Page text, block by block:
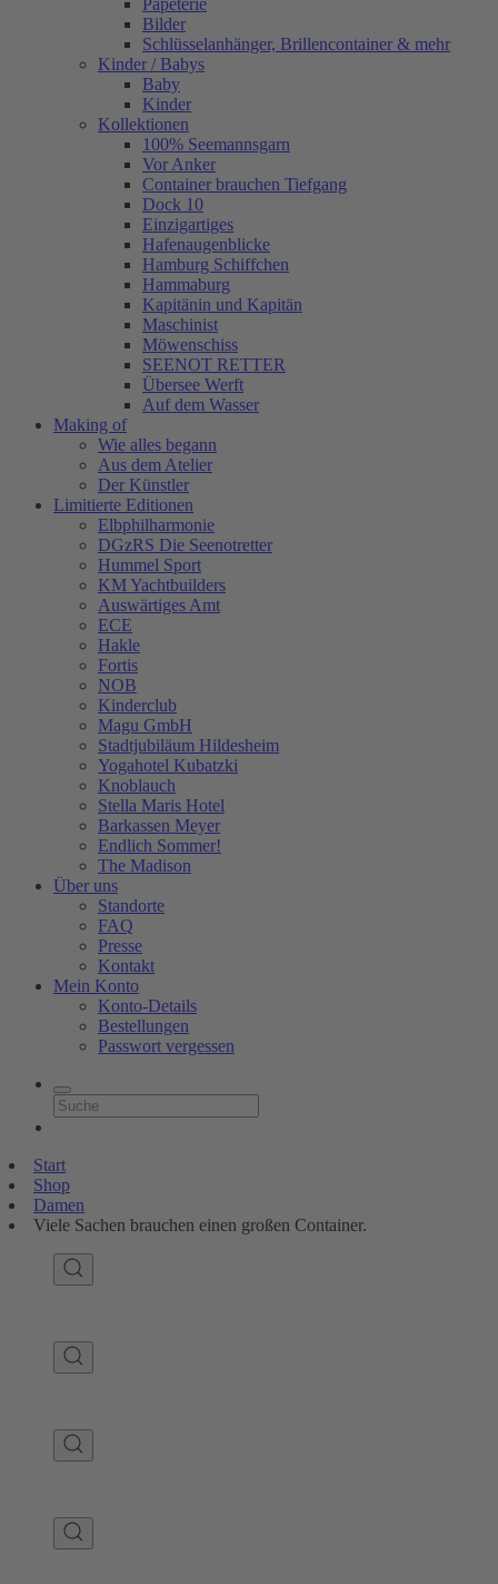
Papeterie
Bilder
Schlüsselanhänger, Brillencontainer & mehr
Kinder / Babys
Baby
Kinder
Kollektionen
100% Seemannsgarn
Vor Anker
Container brauchen Tiefgang
Dock 10
Einzigartiges
Hafenaugen­blicke
Hamburg Schiffchen
Hammaburg
Kapitänin und Kapitän
Maschinist
Möwenschiss
SEENOT RETTER
Übersee Werft
Auf dem Wasser
Making of
Wie alles begann
Aus dem Atelier
Der Künstler
Limitierte Editionen
Elbphilharmonie
DGzRS Die Seenotretter
Hummel Sport
KM Yachtbuilders
Auswärtiges Amt
ECE
Hakle
Fortis
NOB
Kinderclub
Magu GmbH
Stadtjubiläum Hildesheim
Yogahotel Kubatzki
Knoblauch
Stella Maris Hotel
Barkassen Meyer
Endlich Sommer!
The Madison
Über uns
Standorte
FAQ
Presse
Kontakt
Mein Konto
Konto-Details
Bestellungen
Passwort vergessen
Start
Shop
Damen
Viele Sachen brauchen einen großen Container.